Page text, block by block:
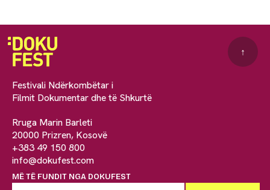
Festivali Ndërkombëtar i
Filmit Dokumentar dhe të Shkurtë
Rruga Marin Barleti
20000 Prizren, Kosovë
+383 49 150 800
info@dokufest.com
MË TË FUNDIT NGA DOKUFEST
↑